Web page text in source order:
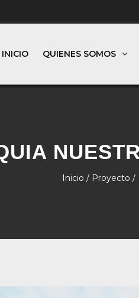
INICIO QUIENES SOMOS
Inicio / Proyecto /